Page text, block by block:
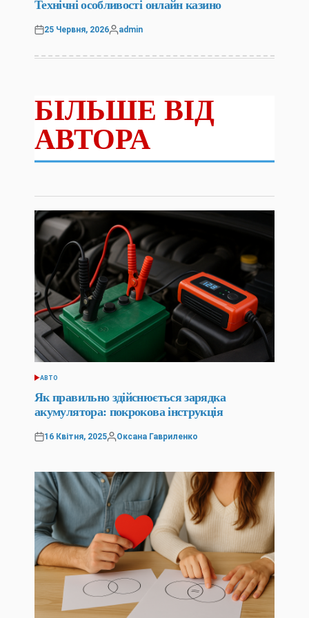
Технічні особливості онлайн казино
Оприлюднено
25 Червня, 2026
Опубліковано
admin
БІЛЬШЕ ВІД
АВТОРА
ОПУБЛІКУВАТИ
У
АВТО
Як правильно здійснюється зарядка
акумулятора: покрокова інструкція
Оприлюднено
16 Квітня, 2025
Опубліковано
Оксана Гавриленко